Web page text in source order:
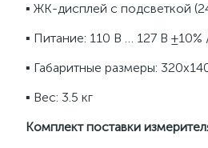
▪ ЖК-дисплей с подсветкой
▪ Питание: 110 В … 127 В
▪ Габаритные размеры:
▪ Вес: 3.5 кг
Комплект поставки